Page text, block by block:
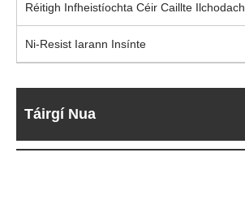
Réitigh Infheistíochta Céir Caillte Ilchodach
Ni-Resist Iarann ​​Insínte
Táirgí Nua